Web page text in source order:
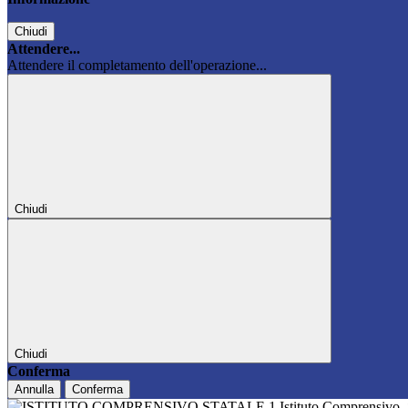
Chiudi
Attendere...
Attendere il completamento dell'operazione...
Chiudi
Chiudi
Conferma
Annulla Conferma